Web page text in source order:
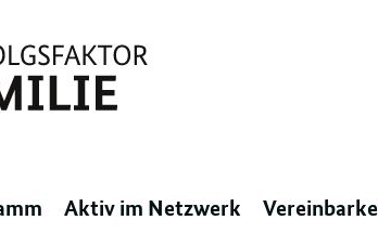
Aktiv im Netzwerk